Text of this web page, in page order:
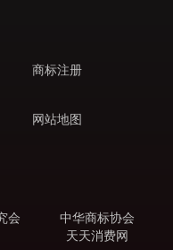
商标注册
网站地图
会
中华商标协会
天天消费网